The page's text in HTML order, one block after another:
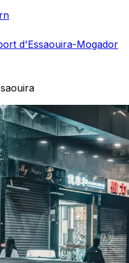
d'Essaouira-Mogador